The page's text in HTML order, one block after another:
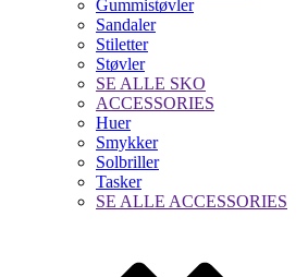
Gummistøvler
Sandaler
Stiletter
Støvler
SE ALLE SKO
ACCESSORIES
Huer
Smykker
Solbriller
Tasker
SE ALLE ACCESSORIES